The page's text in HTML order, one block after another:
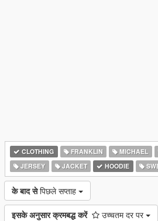
CLOTHING FRANKLIN MICHAEL
JERSEY
JACKET HOODIE
के बाद से पिछले सप्ताह
इसके अनुसार क्रमबद्ध करें उच्चतम दर पर